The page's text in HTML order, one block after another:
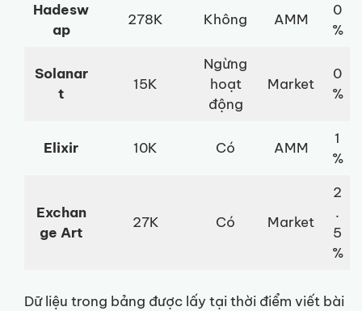
Hadesw
ap
278K Không AMM
0
%
Solanar
t
15K
Ngừng
hoạt
động
Market
0
%
Elixir 10K Có AMM
1
%
Exchan
ge Art
27K Có Market
2
.
5
%
Dữ liệu trong bảng được lấy tại thời điểm viết bài